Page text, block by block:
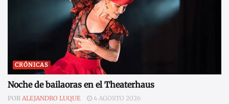
CRÓNICAS
Noche de bailaoras en el Theaterhaus
POR ALEJANDRO LUQUE 4 AGOSTO 2026